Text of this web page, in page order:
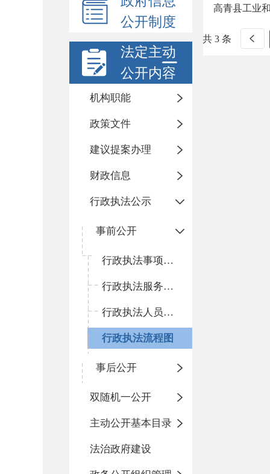
公开制度
法定主动
公开内容
机构职能
政策文件
建议提案办理
财政信息
行政执法公示
事前公开
行政执法事项清单
行政执法服务指南
行政执法人员资格清单
行政执法流程图
事后公开
双随机一公开
主动公开基本目录
法治政府建设
高青县工业
共 3 条